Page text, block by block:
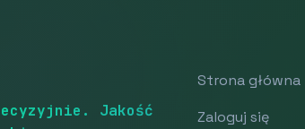
Jakość
Strona główna
Zaloguj się